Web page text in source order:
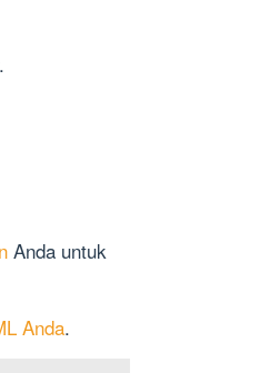
Anda untuk
Anda.